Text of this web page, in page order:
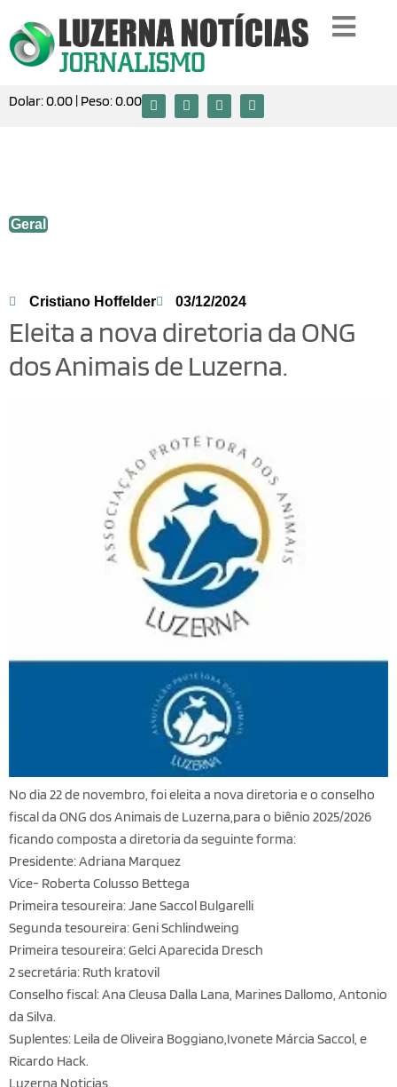
Dolar:0.00 | Peso:0.00
Geral
Cristiano Hoffelder 03/12/2024
Eleita a nova diretoria da ONG
dos Animais de Luzerna.
No dia 22 de novembro, foi eleita a nova diretoria e o conselho
fiscal da ONG dos Animais de Luzerna,para o biênio 2025/2026
ficando composta a diretoria da seguinte forma:
Presidente: Adriana Marquez
Vice- Roberta Colusso Bettega
Primeira tesoureira: Jane Saccol Bulgarelli
Segunda tesoureira: Geni Schlindweing
Primeira tesoureira: Gelci Aparecida Dresch
2 secretária: Ruth kratovil
Conselho fiscal: Ana Cleusa Dalla Lana, Marines Dallomo, Antonio
da Silva.
Suplentes: Leila de Oliveira Boggiano,Ivonete Márcia Saccol, e
Ricardo Hack.
Luzerna Noticias.